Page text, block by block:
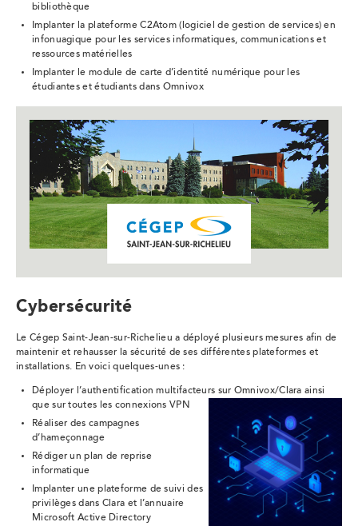
bibliothèque
Implanter la plateforme C2Atom (logiciel de gestion de services) en
infonuagique pour les services informatiques, communications et
ressources matérielles
Implanter le module de carte d’identité numérique pour les
étudiantes et étudiants dans Omnivox
Cybersécurité
Le Cégep Saint-Jean-sur-Richelieu a déployé plusieurs mesures afin de
maintenir et rehausser la sécurité de ses différentes plateformes et
installations. En voici quelques-unes :
Déployer l’authentification multifacteurs sur Omnivox/Clara ainsi
que sur toutes les connexions VPN
Réaliser des campagnes
d’hameçonnage
Rédiger un plan de reprise
informatique
Implanter une plateforme de suivi des
privilèges dans Clara et l’annuaire
Microsoft Active Directory